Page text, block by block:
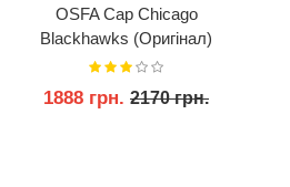
OSFA Cap Chicago
Blackhawks (Оригінал)
1888 грн. 2170 грн.